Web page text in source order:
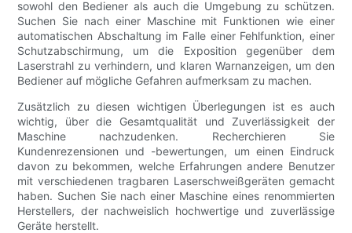
sowohl den Bediener als auch die Umgebung zu schützen.
Suchen Sie nach einer Maschine mit Funktionen wie einer
automatischen Abschaltung im Falle einer Fehlfunktion, einer
Schutzabschirmung, um die Exposition gegenüber dem
Laserstrahl zu verhindern, und klaren Warnanzeigen, um den
Bediener auf mögliche Gefahren aufmerksam zu machen.
Zusätzlich zu diesen wichtigen Überlegungen ist es auch
wichtig, über die Gesamtqualität und Zuverlässigkeit der
Maschine nachzudenken. Recherchieren Sie
Kundenrezensionen und -bewertungen, um einen Eindruck
davon zu bekommen, welche Erfahrungen andere Benutzer
mit verschiedenen tragbaren Laserschweißgeräten gemacht
haben. Suchen Sie nach einer Maschine eines renommierten
Herstellers, der nachweislich hochwertige und zuverlässige
Geräte herstellt.